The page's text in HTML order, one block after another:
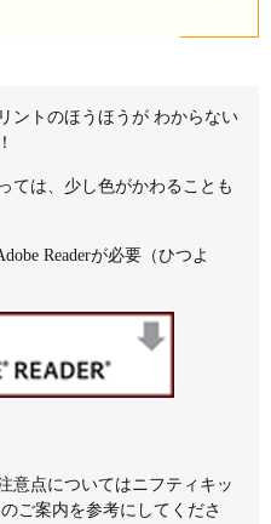
ントのほうほうが わからない
ては、少し色がかわることも
Readerが必要（ひつよ
意点についてはニフティキッ
のご案内を参考にしてくださ